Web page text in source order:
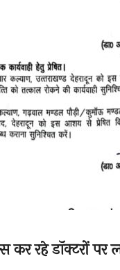
कर रहे डॉक्टरों